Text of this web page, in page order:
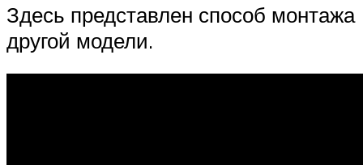
Здесь представлен способ монтажа
другой модели.